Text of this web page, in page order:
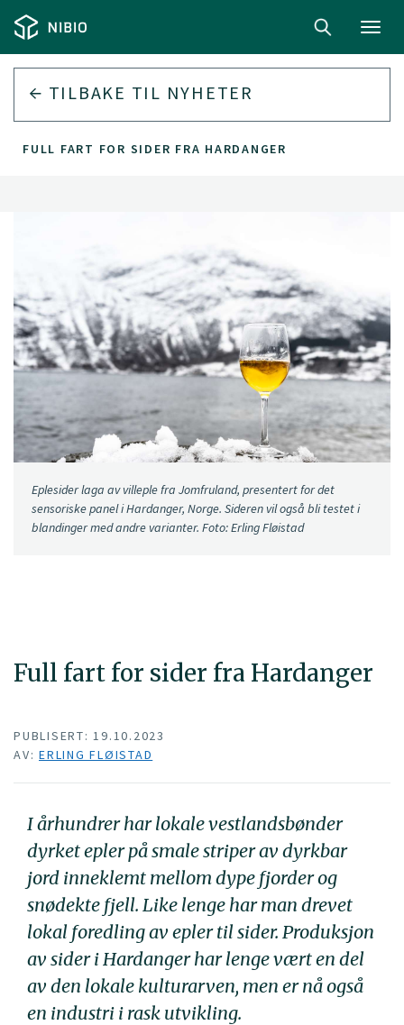
TILBAKE TIL NYHETER
FULL FART FOR SIDER FRA HARDANGER
Full fart for sider fra Hardanger
Eplesider laga av villeple fra Jomfruland, presentert for det
sensoriske panel i Hardanger, Norge. Sideren vil også bli testet i
blandinger med andre varianter. Foto: Erling Fløistad
PUBLISERT: 19.10.2023
AV: ERLING FLØISTAD
I århundrer har lokale vestlandsbønder
dyrket epler på smale striper av dyrkbar
jord inneklemt mellom dype fjorder og
snødekte fjell. Like lenge har man drevet
lokal foredling av epler til sider. Produksjon
av sider i Hardanger har lenge vært en del
av den lokale kulturarven, men er nå også
en industri i rask utvikling.